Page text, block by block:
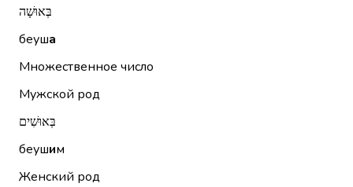
בְּאוּשָׁה
беуша
Множественное число
Мужской род
בְּאוּשִׁים
беушим
Женский род